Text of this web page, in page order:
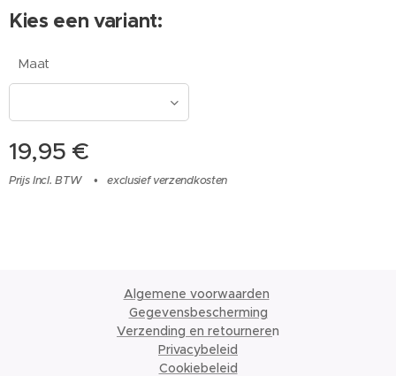
Kies een variant:
Maat
19,95 €
Prijs Incl. BTW exclusief verzendkosten
Algemene voorwaarden
Gegevensbescherming
Verzending en retourneren
Privacybeleid
Cookiebeleid